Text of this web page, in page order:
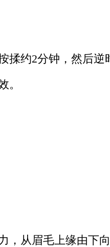
约2分钟，然后逆
。
从眉毛上缘由下